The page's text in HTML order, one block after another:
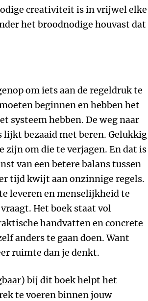
creativiteit is in vrijwel elke
het broodnodige houvast dat
om iets aan de regeldruk te
beginnen en hebben het
systeem hebben. De weg naar
lijkt bezaaid met beren. Gelukkig
om die te verjagen. En dat is
van een betere balans tussen
tijd kwijt aan onzinnige regels.
leveren en menselijkheid te
Het boek staat vol
handvatten en concrete
anders te gaan doen. Want
ruimte dan je denkt.
) bij dit boek helpt het
te voeren binnen jouw